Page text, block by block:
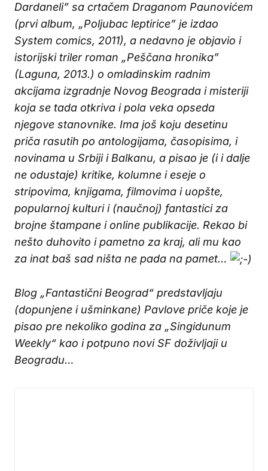
Dardaneli” sa crtačem Draganom Paunovićem
(prvi album, „Poljubac leptirice” je izdao
System comics, 2011), a nedavno je objavio i
istorijski triler roman „Peščana hronika”
(Laguna, 2013.) o omladinskim radnim
akcijama izgradnje Novog Beograda i misteriji
koja se tada otkriva i pola veka opseda
njegove stanovnike. Ima još koju desetinu
priča rasutih po antologijama, časopisima, i
novinama u Srbiji i Balkanu, a pisao je (i i dalje
ne odustaje) kritike, kolumne i eseje o
stripovima, knjigama, filmovima i uopšte,
popularnoj kulturi i (naučnoj) fantastici za
brojne štampane i online publikacije. Rekao bi
nešto duhovito i pametno za kraj, ali mu kao
za inat baš sad ništa ne pada na pamet…
Blog „Fantastični Beograd“ predstavljaju
(dopunjene i ušminkane) Pavlove priče koje je
pisao pre nekoliko godina za „Singidunum
Weekly“ kao i potpuno novi SF doživljaji u
Beogradu…